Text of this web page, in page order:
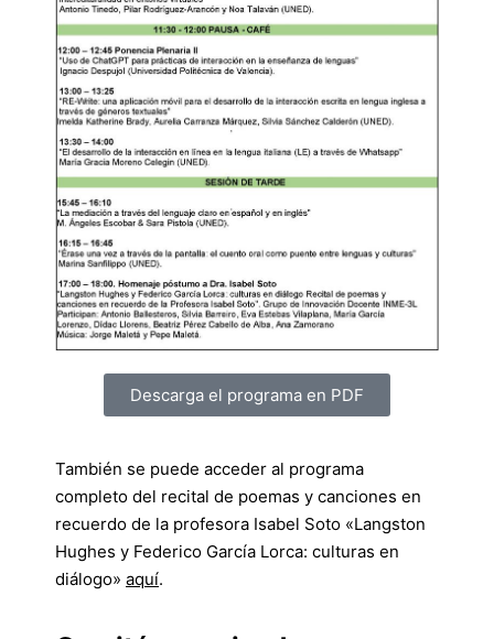
Descarga el programa en PDF
También se puede acceder al programa
completo del recital de poemas y canciones en
recuerdo de la profesora Isabel Soto «Langston
Hughes y Federico García Lorca: culturas en
diálogo» aquí.